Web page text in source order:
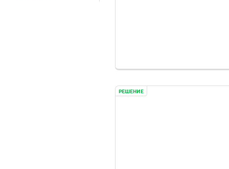
РЕШЕНИЕ